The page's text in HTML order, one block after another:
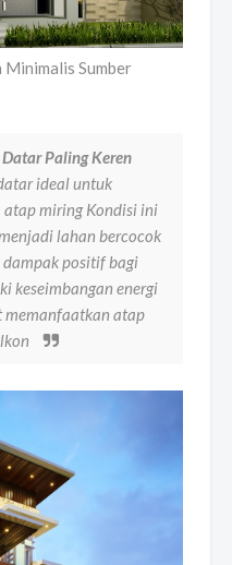
Minimalis Sumber
Paling Keren
ideal untuk
miring Kondisi ini
lahan bercocok
positif bagi
keseimbangan energi
memanfaatkan atap